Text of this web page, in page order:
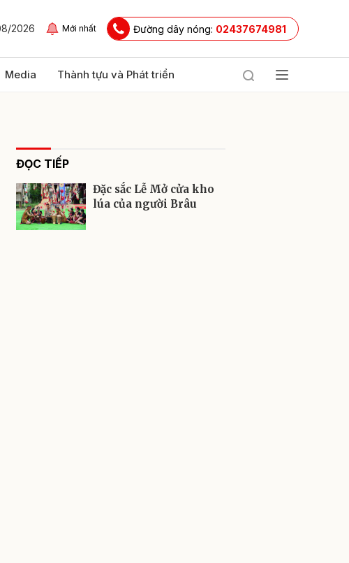
2026 Mới nhất Đường dây nóng: 02437674981
Media Thành tựu và Phát triển
ĐỌC TIẾP
Đặc sắc Lễ Mở cửa kho
lúa của người Brâu
Gửi